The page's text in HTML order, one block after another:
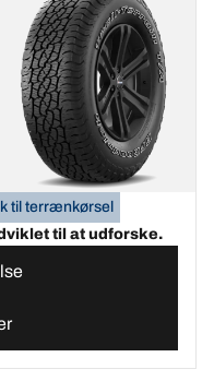
til terrænkørsel
til at udforske.